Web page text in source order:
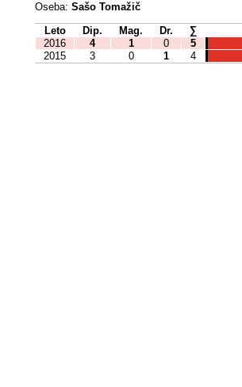
Oseba: Sašo Tomažič
Leto
Dip. Mag. Dr.
∑
2016
4 1 0
5
2015
3 0 1 4